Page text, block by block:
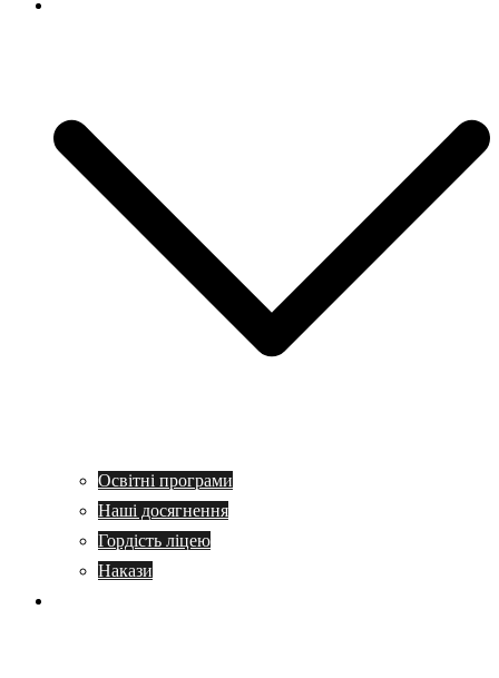
Освітні програми
Наші досягнення
Гордість ліцею
Накази